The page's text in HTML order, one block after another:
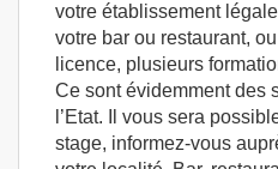
votre établissement
votre bar ou restaurant,
licence, plusieurs
Ce sont évidemment des
l’Etat. Il vous sera
stage, informez-vous